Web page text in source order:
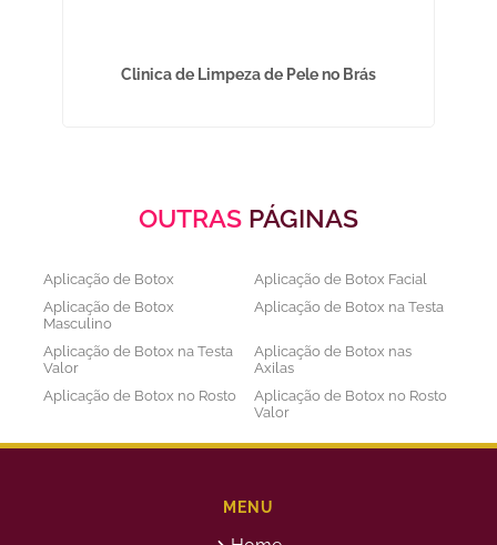
Clinica de Limpeza de Pele no Brás
OUTRAS PÁGINAS
Aplicação de Botox
Aplicação de Botox Facial
Aplicação de Botox
Masculino
Aplicação de Botox na Testa
Aplicação de Botox na Testa
Valor
Aplicação de Botox nas
Axilas
Aplicação de Botox no Rosto
Aplicação de Botox no Rosto
Valor
Aplicação de Botox nos
Aplicação de Botox Preço
Barriga
MENU